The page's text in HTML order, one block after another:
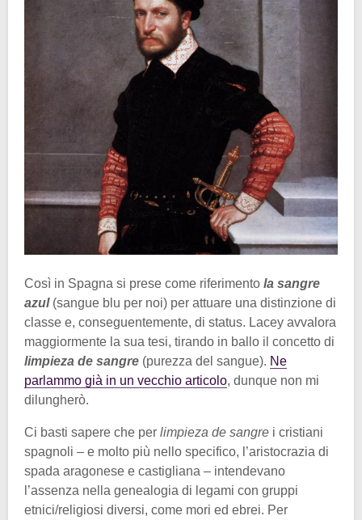
Così in Spagna si prese come riferimento la sangre
azul (sangue blu per noi) per attuare una distinzione di
classe e, conseguentemente, di status. Lacey avvalora
maggiormente la sua tesi, tirando in ballo il concetto di
limpieza de sangre (purezza del sangue). Ne
parlammo già in un vecchio articolo, dunque non mi
dilungherò.
Ci basti sapere che per limpieza de sangre i cristiani
spagnoli – e molto più nello specifico, l’aristocrazia di
spada aragonese e castigliana – intendevano
l’assenza nella genealogia di legami con gruppi
etnici/religiosi diversi, come mori ed ebrei. Per